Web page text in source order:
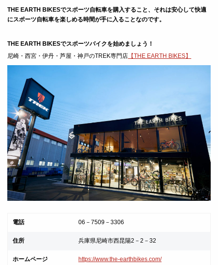
THE EARTH BIKESでスポーツ自転車を購入すること、それは安心して快適
にスポーツ自転車を楽しめる時間が手に入ることなのです。
THE EARTH BIKESでスポーツバイクを始めましょう！
尼崎・西宮・伊丹・芦屋・神戸のTREK専門店 【THE EARTH BIKES】
電話 06－7509－3306
住所 兵庫県尼崎市西昆陽2－2－32
ホームページ https://www.the-earthbikes.com/